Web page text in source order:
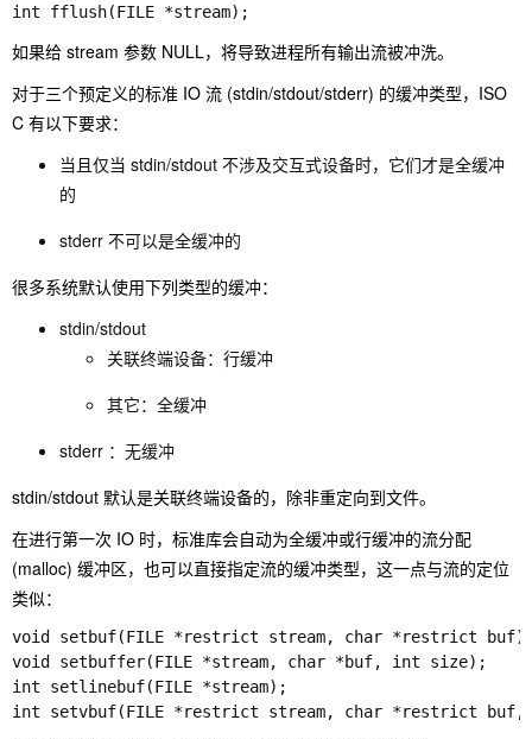
int fflush(FILE *stream);
如果给 stream 参数 NULL，将导致进程所有输出流被冲洗。
对于三个预定义的标准 IO 流 (stdin/stdout/stderr) 的缓冲类型，ISO
C 有以下要求：
当且仅当 stdin/stdout 不涉及交互式设备时，它们才是全缓冲
的
stderr 不可以是全缓冲的
很多系统默认使用下列类型的缓冲：
stdin/stdout
关联终端设备：行缓冲
其它：全缓冲
stderr ：无缓冲
stdin/stdout 默认是关联终端设备的，除非重定向到文件。
在进行第一次 IO 时，标准库会自动为全缓冲或行缓冲的流分配
(malloc) 缓冲区，也可以直接指定流的缓冲类型，这一点与流的定位
类似：
void setbuf(FILE *restrict stream, char *restrict
void setbuffer(FILE *stream, char *buf, int size);
int setlinebuf(FILE *stream);
int setvbuf(FILE *restrict stream, char *restrict